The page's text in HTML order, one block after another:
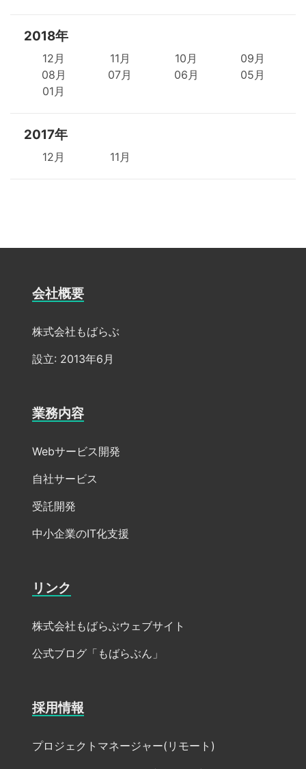
2018年
12月 11月 10月
09月
08月
07月 06月
05月
01月
2017年
12月 11月
会社概要
株式会社もばらぶ
設立: 2013年6月
業務内容
Webサービス開発
自社サービス
受託開発
中小企業のIT化支援
リンク
株式会社もばらぶウェブサイト
公式ブログ「もばらぶん」
採用情報
プロジェクトマネージャー(リモート)